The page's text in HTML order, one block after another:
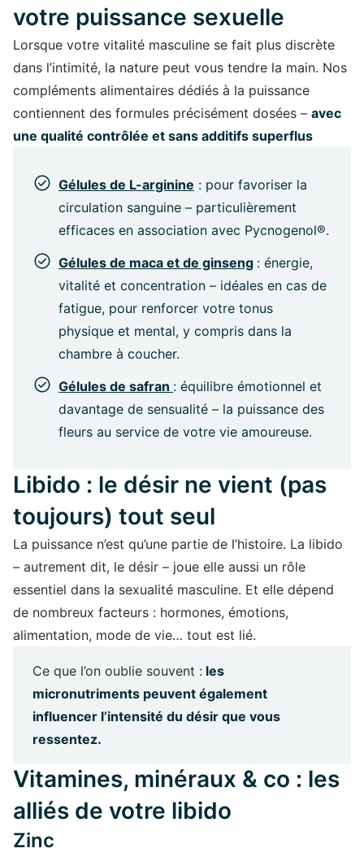
votre puissance sexuelle
Lorsque votre vitalité masculine se fait plus discrète
dans l’intimité, la nature peut vous tendre la main. Nos
compléments alimentaires dédiés à la puissance
contiennent des formules précisément dosées – avec
une qualité contrôlée et sans additifs superflus
Gélules de L-arginine : pour favoriser la
circulation sanguine – particulièrement
efficaces en association avec Pycnogenol®.
Gélules de maca et de ginseng : énergie,
vitalité et concentration – idéales en cas de
fatigue, pour renforcer votre tonus
physique et mental, y compris dans la
chambre à coucher.
Gélules de safran : équilibre émotionnel et
davantage de sensualité – la puissance des
fleurs au service de votre vie amoureuse.
Libido : le désir ne vient (pas
toujours) tout seul
La puissance n’est qu’une partie de l’histoire. La libido
– autrement dit, le désir – joue elle aussi un rôle
essentiel dans la sexualité masculine. Et elle dépend
de nombreux facteurs : hormones, émotions,
alimentation, mode de vie… tout est lié.
Ce que l’on oublie souvent : les
micronutriments peuvent également
influencer l’intensité du désir que vous
ressentez.
Vitamines, minéraux & co : les
alliés de votre libido
Zinc